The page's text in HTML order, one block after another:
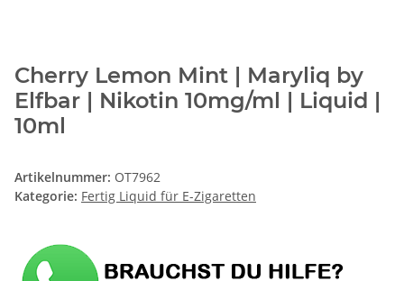
Cherry Lemon Mint | Maryliq by
Elfbar | Nikotin 10mg/ml | Liquid |
10ml
Artikelnummer: OT7962
Kategorie: Fertig Liquid für E-Zigaretten